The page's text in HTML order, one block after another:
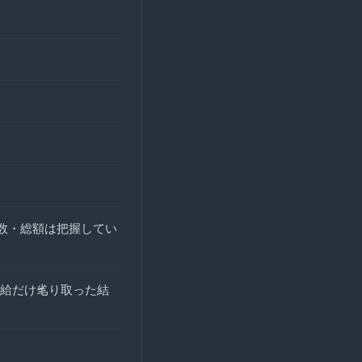
・総額は把握してい
だけ毟り取った結